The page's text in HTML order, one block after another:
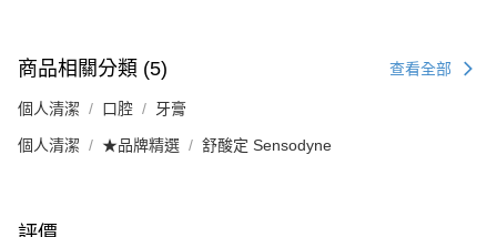
商品相關分類 (5) 查看全部
個人清潔 口腔 牙膏
個人清潔 ★品牌精選 舒酸定 Sensodyne